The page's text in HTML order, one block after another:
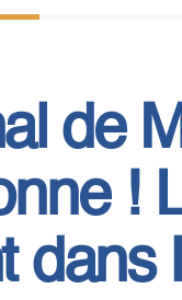
de
!
dans